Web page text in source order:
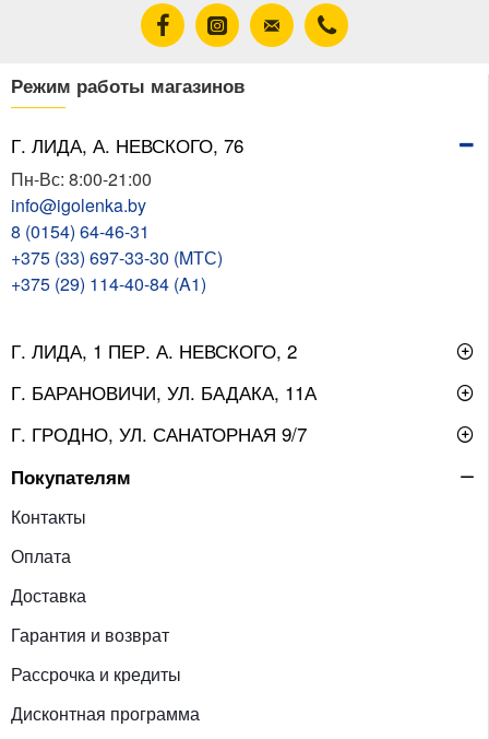
Режим работы магазинов
Г. ЛИДА, А. НЕВСКОГО, 76
Пн-Вс: 8:00-21:00
info@igolenka.by
8 (0154) 64-46-31
+375 (33) 697-33-30 (MТС)
+375 (29) 114-40-84 (A1)
Г. ЛИДА, 1 ПЕР. А. НЕВСКОГО, 2
Г. БАРАНОВИЧИ, УЛ. БАДАКА, 11А
Г. ГРОДНО, УЛ. САНАТОРНАЯ 9/7
Покупателям
Контакты
Оплата
Доставка
Гарантия и возврат
Рассрочка и кредиты
Дисконтная программа